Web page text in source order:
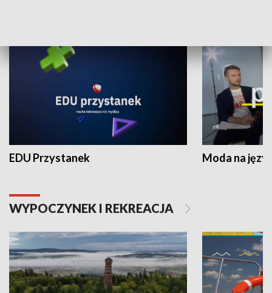
EDU Przystanek Moda na
WYPOCZYNEK I REKREACJA